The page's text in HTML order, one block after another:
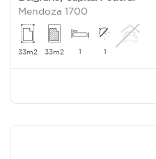
Mendoza 1700
33m2 33m2 1 1